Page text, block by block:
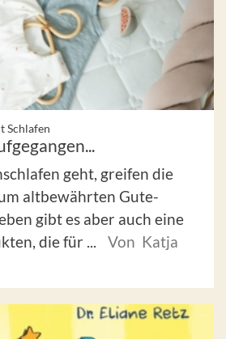
Schlafen
geht, greifen die
altbewährten Gute-
gibt es aber auch eine
die für ...
Von Katja